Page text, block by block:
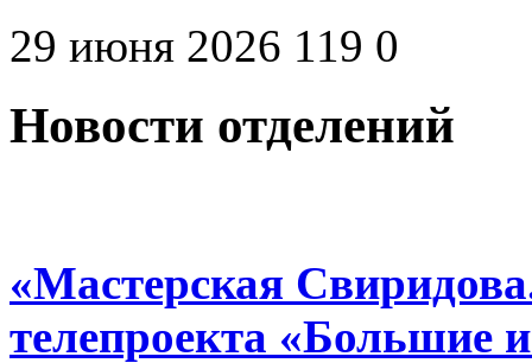
29 июня 2026 119 0
Новости отделений
«Мастерская
телепроекта «Большие